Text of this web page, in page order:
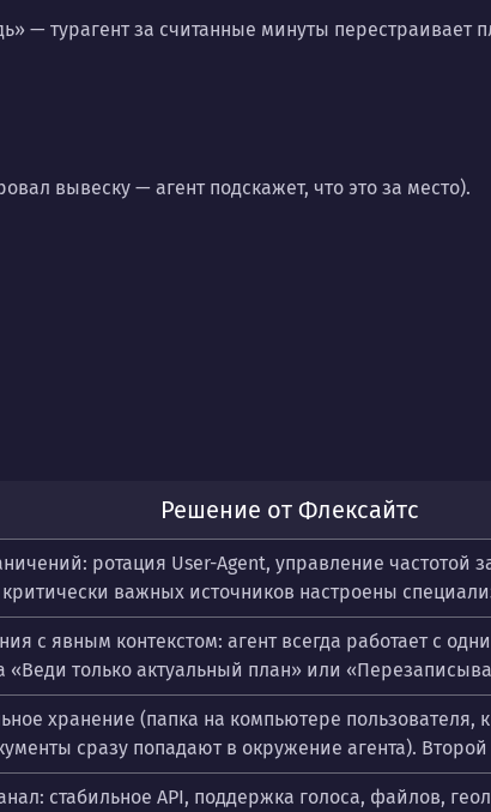
— турагент за считанные минуты перестраивает
вывеску — агент подскажет, что это за место).
Решение от Флексайтс
ротация User-Agent, управление частотой
важных источников настроены
с явным контекстом: агент всегда работает с
«Веди только актуальный план» или
хранение (папка на компьютере пользователя,
сразу попадают в окружение агента).
стабильное API, поддержка голоса, файлов,